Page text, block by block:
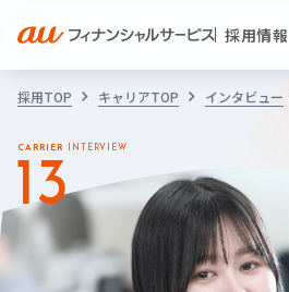
採用情報
採用TOP キャリアTOP インタビュー
CARRIER INTERVIEW
13